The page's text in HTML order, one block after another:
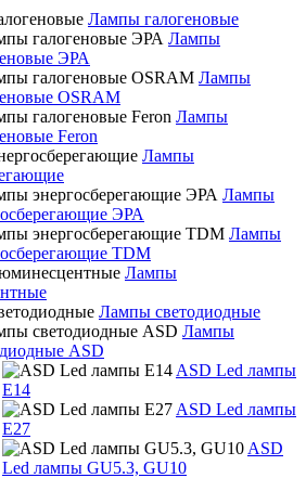
Лампы галогеновые
Лампы
ЭРА
Лампы
OSRAM
Лампы
Feron
Лампы
Лампы
ЭРА
Лампы
TDM
Лампы
Лампы светодиодные
Лампы
ASD
ASD Led лампы
E14
ASD Led лампы
E27
ASD
Led лампы GU5.3, GU10